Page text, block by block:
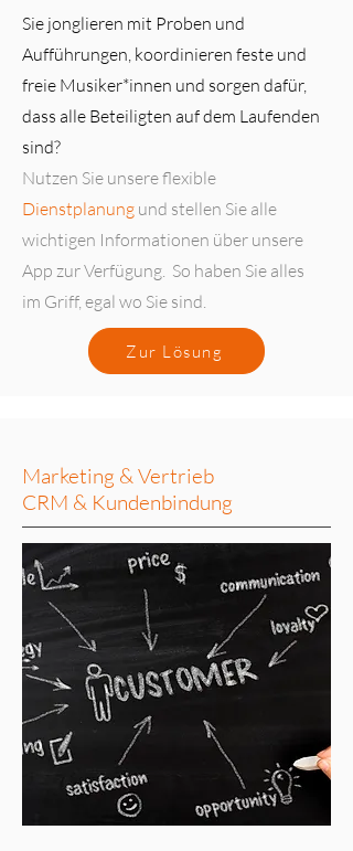
Sie jonglieren mit Proben und
Aufführungen, koordinieren feste und
freie Musiker*innen und sorgen dafür,
dass alle Beteiligten auf dem Laufenden
sind?
Nutzen Sie unsere flexible
Dienstplanung und stellen Sie alle
wichtigen Informationen über unsere
App zur Verfügung. So haben Sie alles
im Griff, egal wo Sie sind.
Zur Lösung
Marketing & Vertrieb
CRM & Kundenbindung